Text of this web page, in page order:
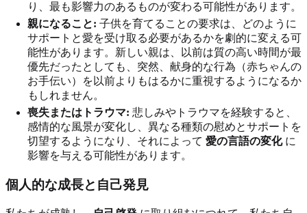
り、最も影響力のあるものが変わる可能性があります。
親になること: 子供を育てることの要求は、どのように
サポートと愛を受け取る必要があるかを劇的に変える可
能性があります。新しい親は、以前は質の高い時間が最
優先だったとしても、突然、献身的な行為（赤ちゃんの
お手伝い）を以前よりもはるかに重視するようになるか
もしれません。
喪失またはトラウマ: 悲しみやトラウマを経験すると、
感情的な風景が変化し、異なる種類の慰めとサポートを
切望するようになり、それによって 愛の言語の変化に
影響を与える可能性があります。
個人的な成長と自己発見